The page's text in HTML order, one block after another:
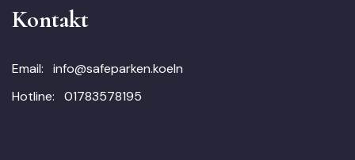
Kontakt
Email:
info@safeparken.koeln
Hotline:
01783578195